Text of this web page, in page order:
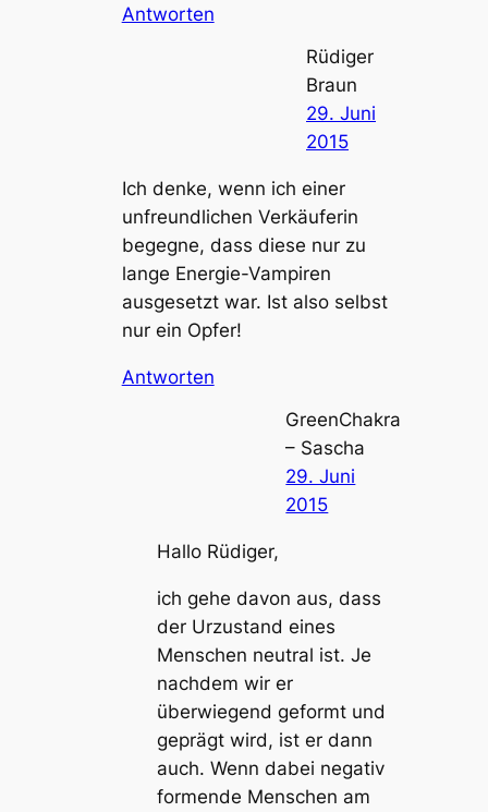
Antworten
Rüdiger
Braun
29. Juni
2015
Ich denke, wenn ich einer
unfreundlichen Verkäuferin
begegne, dass diese nur zu
lange Energie-Vampiren
ausgesetzt war. Ist also selbst
nur ein Opfer!
Antworten
GreenChakra
– Sascha
29. Juni
2015
Hallo Rüdiger,
ich gehe davon aus, dass
der Urzustand eines
Menschen neutral ist. Je
nachdem wir er
überwiegend geformt und
geprägt wird, ist er dann
auch. Wenn dabei negativ
formende Menschen am